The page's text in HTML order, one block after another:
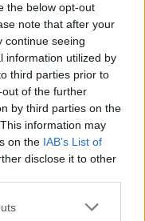
the below opt-out
note that after your
continue seeing
information utilized by
third parties prior to
of the further
by third parties on the
information may
on the IAB’s List of
disclose it to other
one or more Google
a kiskertben